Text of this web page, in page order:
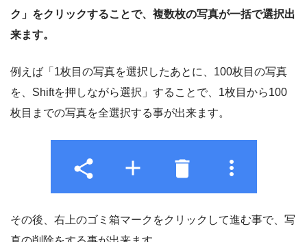
ク」をクリックすることで、複数枚の写真が一括で選択出
来ます。
例えば「1枚目の写真を選択したあとに、100枚目の写真
を、Shiftを押しながら選択」することで、1枚目から100
枚目までの写真を全選択する事が出来ます。
その後、右上のゴミ箱マークをクリックして進む事で、写